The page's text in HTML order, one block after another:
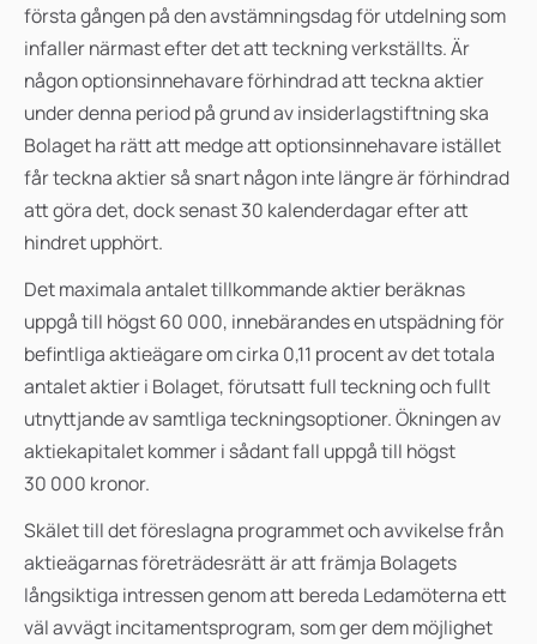
första gången på den avstämningsdag för utdelning som
infaller närmast efter det att teckning verkställts. Är
någon optionsinnehavare förhindrad att teckna aktier
under denna period på grund av insiderlagstiftning ska
Bolaget ha rätt att medge att optionsinnehavare istället
får teckna aktier så snart någon inte längre är förhindrad
att göra det, dock senast 30 kalenderdagar efter att
hindret upphört.
Det maximala antalet tillkommande aktier beräknas
uppgå till högst 60 000, innebärandes en utspädning för
befintliga aktieägare om cirka 0,11 procent av det totala
antalet aktier i Bolaget, förutsatt full teckning och fullt
utnyttjande av samtliga teckningsoptioner. Ökningen av
aktiekapitalet kommer i sådant fall uppgå till högst
30 000 kronor.
Skälet till det föreslagna programmet och avvikelse från
aktieägarnas företrädesrätt är att främja Bolagets
långsiktiga intressen genom att bereda Ledamöterna ett
väl avvägt incitamentsprogram, som ger dem möjlighet